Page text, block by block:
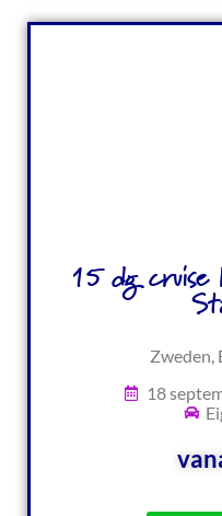
15 dg cruise
Zweden,
18